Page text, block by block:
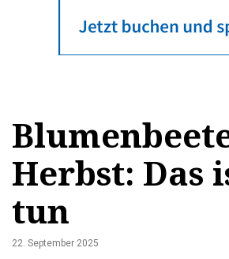
Herbst: Das
tun
22. September 2025